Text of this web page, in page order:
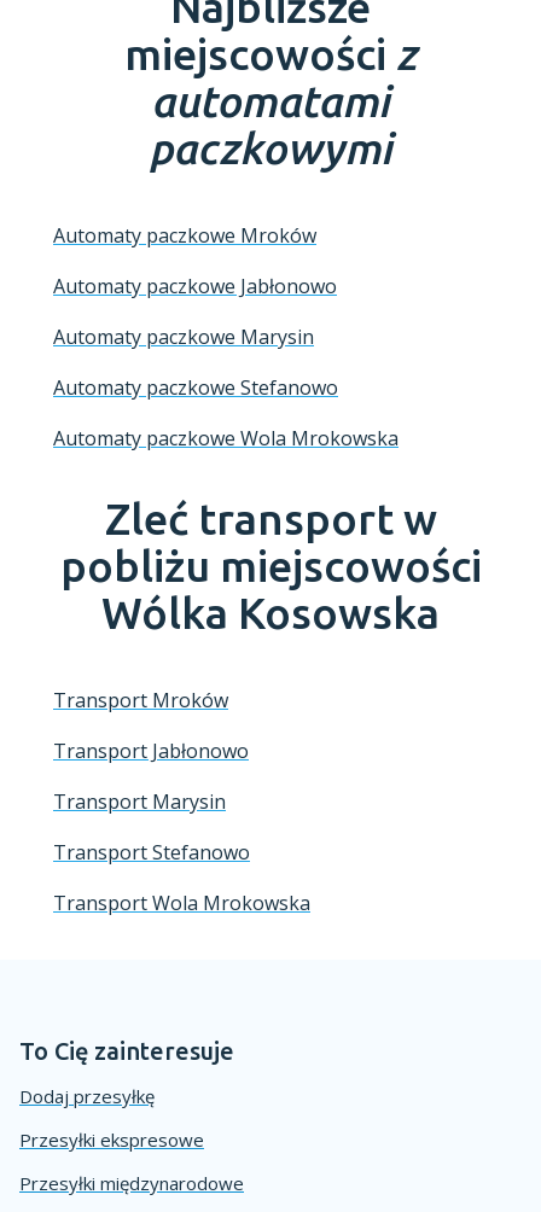
miejscowości z
automatami
paczkowymi
Automaty paczkowe Mroków
Automaty paczkowe Jabłonowo
Automaty paczkowe Marysin
Automaty paczkowe Stefanowo
Automaty paczkowe Wola Mrokowska
Zleć transport w
pobliżu miejscowości
Wólka Kosowska
Transport Mroków
Transport Jabłonowo
Transport Marysin
Transport Stefanowo
Transport Wola Mrokowska
To Cię zainteresuje
Dodaj przesyłkę
Przesyłki ekspresowe
Przesyłki międzynarodowe